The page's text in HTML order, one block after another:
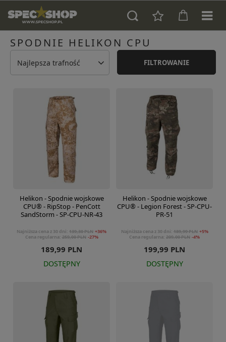
SPODNIE HELIKON CPU
Najlepsza trafność FILTROWANIE
Helikon - Spodnie wojskowe
CPU® - RipStop - PenCott
SandStorm - SP-CPU-NR-43
189,99 PLN
Najniższa cena z 30 dni: 139,30 PLN +36%
Cena regularna: 259,00 PLN -27%
DOSTĘPNY
Helikon - Spodnie wojskowe
CPU® - Legion Forest - SP-CPU-
PR-51
199,99 PLN
Najniższa cena z 30 dni: 189,99 PLN +5%
Cena regularna: 209,00 PLN -4%
DOSTĘPNY